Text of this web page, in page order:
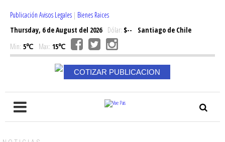
Publicación Avisos Legales | Bienes Raices
Thursday, 6 de August del 2026Dólar: $--
Santiago de Chile
Min: 5℃ Max: 15℃
COTIZAR PUBLICACION